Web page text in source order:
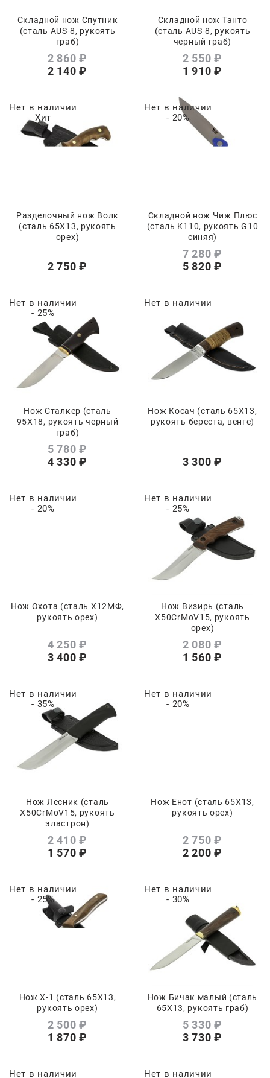
Складной нож Спутник
(сталь AUS-8, рукоять
граб)
2 860 ₽
2 140 ₽
Складной нож Танто
(сталь AUS-8, рукоять
черный граб)
2 550 ₽
1 910 ₽
Нет в наличии
Хит
Разделочный нож Волк
(сталь 65Х13, рукоять
орех)
2 750 ₽
Нет в наличии
- 20%
Складной нож Чиж Плюс
(сталь K110, рукоять G10
синяя)
7 280 ₽
5 820 ₽
Нет в наличии
- 25%
Нож Сталкер (сталь
95Х18, рукоять черный
граб)
5 780 ₽
4 330 ₽
Нет в наличии
Нож Косач (сталь 65Х13,
рукоять береста, венге)
3 300 ₽
Нет в наличии
- 20%
Нож Охота (сталь Х12МФ,
рукоять орех)
4 250 ₽
3 400 ₽
Нет в наличии
- 25%
Нож Визирь (сталь
Х50CrMoV15, рукоять
орех)
2 080 ₽
1 560 ₽
Нет в наличии
- 35%
Нож Лесник (сталь
Х50CrMoV15, рукоять
эластрон)
2 410 ₽
1 570 ₽
Нет в наличии
- 20%
Нож Енот (сталь 65Х13,
рукоять орех)
2 750 ₽
2 200 ₽
Нет в наличии
- 25%
Нож Х-1 (сталь 65Х13,
рукоять орех)
2 500 ₽
1 870 ₽
Нет в наличии
- 30%
Нож Бичак малый (сталь
65Х13, рукоять граб)
5 330 ₽
3 730 ₽
Нет в наличии Нет в наличии